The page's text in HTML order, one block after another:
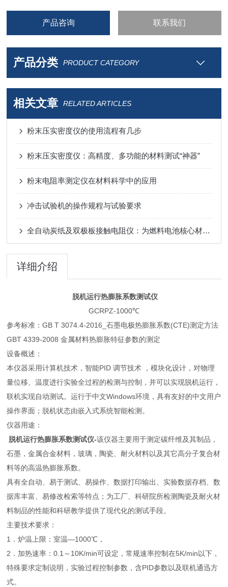
产品咨询 联系我们
产品分类 PRODUCT CATEGORY
相关文章 RELATED ARTICLES
粉末压实密度仪的使用流程有几步
粉末压实密度仪：高精度、多功能的材料测试“神器”
粉末电阻率测定仪在材料科学中的应用
冲击试验机的操作规程与试验要求
全自动炭纸及双极板接触电阻仪：为燃料电池核心材料性能勾勒清晰图景
详细介绍
脱机运行热膨胀系数测试仪
GCRPZ-1000℃
参考标准：GB T 3074.4-2016_石墨电极热膨胀系数(CTE)测定方法
GBT 4339-2008 金属材料热膨胀特征参数的测定
设备概述：
本仪器采用计算机技术，智能PID 调节技术 ，模块化设计，对物理
量位移、温度进行实验全过程的检测与控制，并可以实现脱机运行，
联机实现自动测试。运行于中文Windows环境，具有友好的中文用户
操作界面；脱机状态由嵌入式系统智能检测。
仪器用途：
脱机运行热膨胀系数测试仪-该仪器主要用于测定碳纤维及其制品，
石墨，金属合金材料，玻璃，陶瓷、耐火材料以及其它高分子复合材
料等的高温热膨胀系数。
具有全自动、易于测试、易操作、数据打印输出、实验数据存档、数
据库丰富、易修改检索等特点；为工厂、科研院所检测陶瓷及耐火材
料制品的性能和科研教学提供了现代化的测试手段。
主要技术要求：
1．炉温上限：室温—1000℃，
2．加热速率：0.1～10K/min可设定，常规速率控制在5K/min以下，
特殊要求定制说明，实验过程控制参数，含PID参数以及联机通迅方
式。